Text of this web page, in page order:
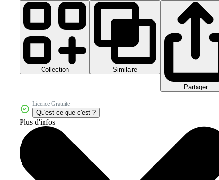
Collection Similaire
Partager
Licence Gratuite
Qu'est-ce que c'est ?
Plus d'infos